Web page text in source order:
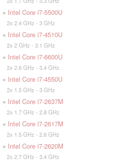
» Intel Core i7-5500U
2x 2.4 GHz - 3 GHz
» Intel Core i7-4510U
2x 2 GHz - 3.1 GHz
» Intel Core i7-6600U
2x 2.6 GHz - 3.4 GHz
» Intel Core i7-4550U
2x 1.5 GHz - 3 GHz
» Intel Core i7-2637M
2x 1.7 GHz - 2.8 GHz
» Intel Core i7-2617M
2x 1.5 GHz - 2.6 GHz
» Intel Core i7-2620M
2x 2.7 GHz - 3.4 GHz